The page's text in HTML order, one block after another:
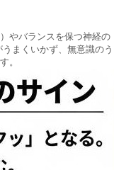
やバランスを保つ神経の
まくいかず、無意識のう
。